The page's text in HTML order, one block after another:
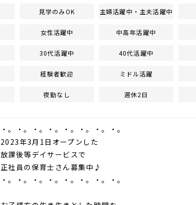
見学のみOK 主婦活躍中・主夫活躍中
女性活躍中 中高年活躍中
30代活躍中 40代活躍中
経験者歓迎 ミドル活躍
夜勤なし 週休2日
・。・。・。・。・。・。・。・。
2023年3月1日オープンした
放課後等デイサービスで
正社員の保育士さん募集中♪
・。・。・。・。・。・。・。・。